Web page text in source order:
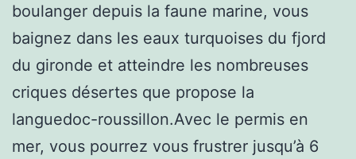
boulanger depuis la faune marine, vous
baignez dans les eaux turquoises du fjord
du gironde et atteindre les nombreuses
criques désertes que propose la
languedoc-roussillon.Avec le permis en
mer, vous pourrez vous frustrer jusqu’à 6